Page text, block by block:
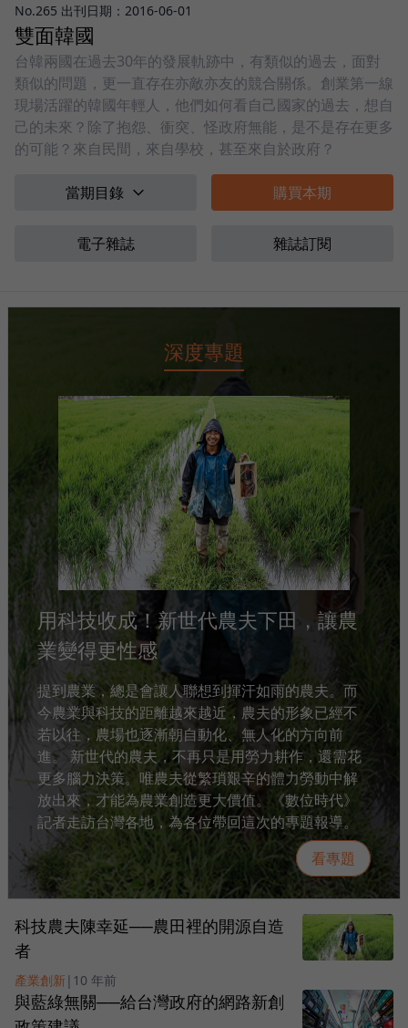
No.265 出刊日期：2016-06-01
雙面韓國
台韓兩國在過去30年的發展軌跡中，有類似的過去，面對
類似的問題，更一直存在亦敵亦友的競合關係。創業第一線
現場活躍的韓國年輕人，他們如何看自己國家的過去，想自
己的未來？除了抱怨、衝突、怪政府無能，是不是存在更多
的可能？來自民間，來自學校，甚至來自於政府？
當期目錄 購買本期
電子雜誌 雜誌訂閱
深度專題
用科技收成！新世代農夫下田，讓農
業變得更性感
提到農業，總是會讓人聯想到揮汗如雨的農夫。而
今農業與科技的距離越來越近，農夫的形象已經不
若以往，農場也逐漸朝自動化、無人化的方向前
進。 新世代的農夫，不再只是用勞力耕作，還需花
更多腦力決策。唯農夫從繁瑣艱辛的體力勞動中解
放出來，才能為農業創造更大價值。《數位時代》
記者走訪台灣各地，為各位帶回這次的專題報導。
看專題
科技農夫陳幸延──農田裡的開源自造
者
產業創新 | 10 年前
與藍綠無關──給台灣政府的網路新創